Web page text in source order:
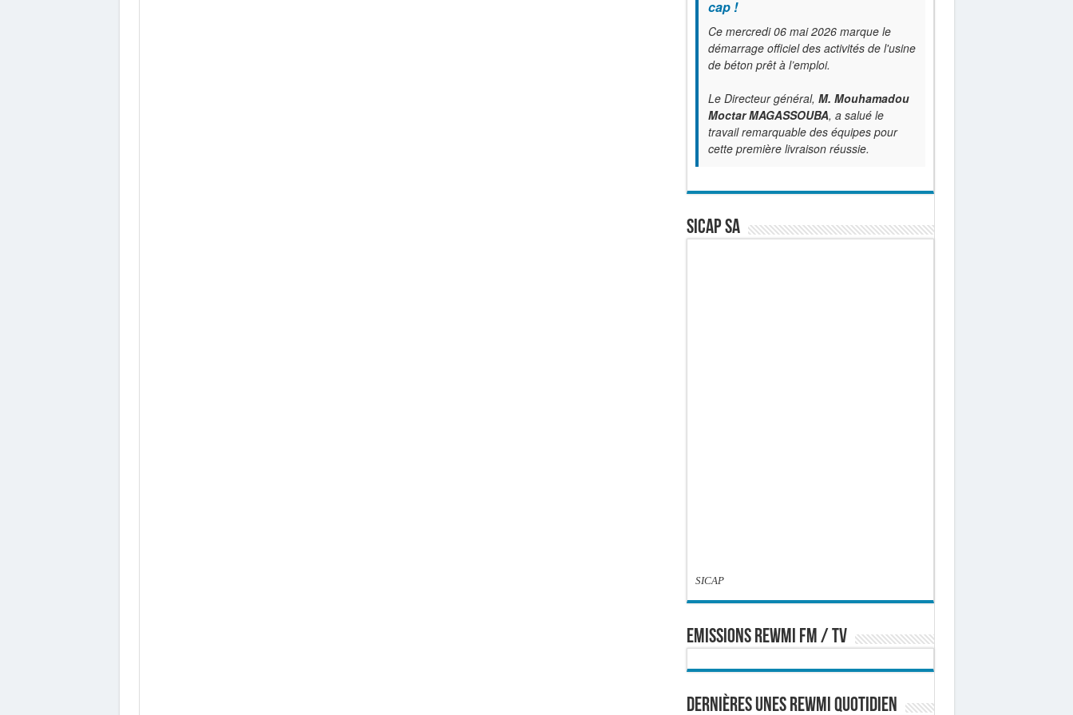
cap !
Ce mercredi 06 mai 2026 marque le
démarrage officiel des activités de l'usine
de béton prêt à l’emploi.
Le Directeur général, M. Mouhamadou
Moctar MAGASSOUBA, a salué le
travail remarquable des équipes pour
cette première livraison réussie.
SICAP SA
SICAP
EMISSIONS REWMI FM / TV
Dernières Unes Rewmi Quotidien